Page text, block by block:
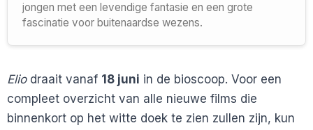
jongen met een levendige fantasie en een grote
fascinatie voor buitenaardse wezens.
Eliodraait vanaf 18 juni in de bioscoop. Voor een
compleet overzicht van alle nieuwe films die
binnenkort op het witte doek te zien zullen zijn, kun